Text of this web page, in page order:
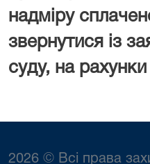
надміру
звернутися із
суду, на
2026 © Всі права